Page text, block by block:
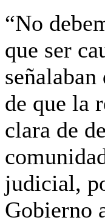
“No
que ser
de que la
clara de
judicial,
Gobierno